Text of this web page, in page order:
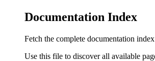
Documentation Index
Fetch the complete documentation
Use this file to discover all available